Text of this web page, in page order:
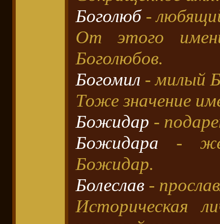
Боголюб-
От этого
Боголюбов.
Богомил - милый
Тоже значение
Божидар -
Божидара -
Божидар.
Болеслав-
Историческая